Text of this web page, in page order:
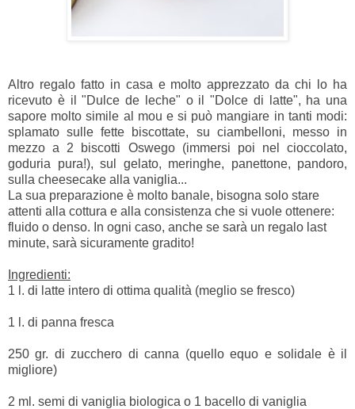
Altro regalo fatto in casa e molto apprezzato da chi lo ha
ricevuto è il "Dulce de leche" o il "Dolce di latte", ha una
sapore molto simile al mou e si può mangiare in tanti modi:
splamato sulle fette biscottate, su ciambelloni, messo in
mezzo a 2 biscotti Oswego (immersi poi nel cioccolato,
goduria pura!), sul gelato, meringhe, panettone, pandoro,
sulla cheesecake alla vaniglia...
La sua preparazione è molto banale, bisogna solo stare
attenti alla cottura e alla consistenza che si vuole ottenere:
fluido o denso. In ogni caso, anche se sarà un regalo last
minute, sarà sicuramente gradito!
Ingredienti:
1 l. di latte intero di ottima qualità (meglio se fresco)
1 l. di panna fresca
250 gr. di zucchero di canna (quello equo e solidale è il
migliore)
2 ml. semi di vaniglia biologica o 1 bacello di vaniglia